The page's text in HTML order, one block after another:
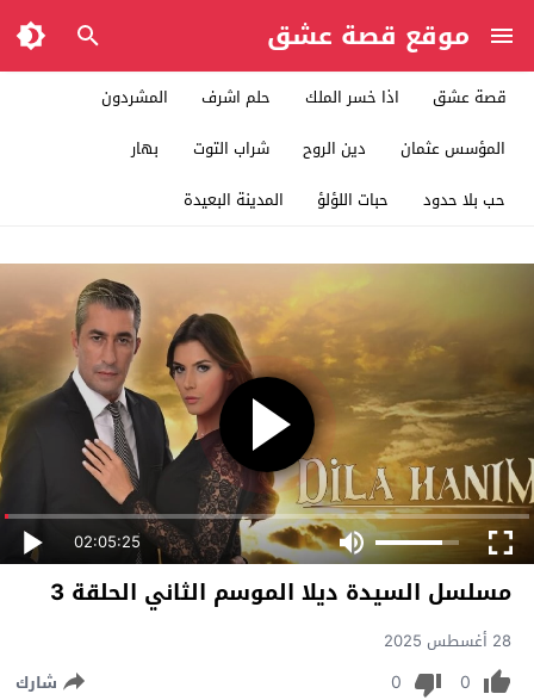
موقع قصة عشق
قصة عشق اذا خسر الملك حلم اشرف
المشردون
المؤسس عثمان
دين الروح شراب التوت
بهار
حب بلا حدود
حبات اللؤلؤ المدينة البعيدة
02:05:25
مسلسل السيدة ديلا الموسم الثاني الحلقة 3
28 أغسطس 2025
0
0 شارك